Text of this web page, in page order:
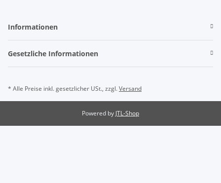
Informationen
Gesetzliche Informationen
* Alle Preise inkl. gesetzlicher USt., zzgl.Versand
Powered by JTL-Shop